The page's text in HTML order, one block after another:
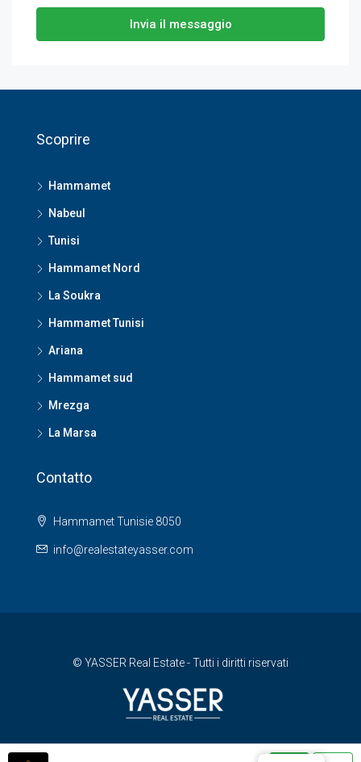
Invia il messaggio
Scoprire
Hammamet
Nabeul
Tunisi
Hammamet Nord
La Soukra
Hammamet Tunisi
Ariana
Hammamet sud
Mrezga
La Marsa
Contatto
Hammamet Tunisie 8050
info@realestateyasser.com
© YASSER Real Estate - Tutti i diritti riservati